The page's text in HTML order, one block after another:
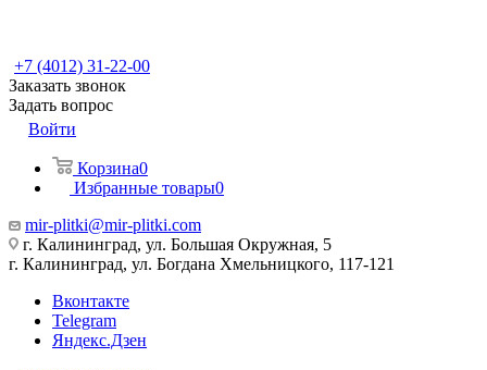
+7 (4012) 31-22-00
Заказать звонок
Задать вопрос
Войти
Корзина0
Избранные товары0
mir-plitki@mir-plitki.com
г. Калининград, ул. Большая Окружная, 5
г. Калининград, ул. Богдана Хмельницкого, 117-121
Вконтакте
Telegram
Яндекс.Дзен